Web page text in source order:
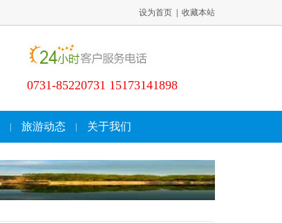
设为首页 收藏本站
0731-85220731 15173141898
旅游动态 关于我们